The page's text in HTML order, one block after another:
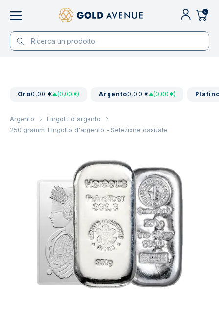
0
Oro0,00 € (0,00 €) Argento0,00 € (0,00 €)
Argento
Lingotti d'argento
250 grammi Lingotto d'argento - Selezione casuale